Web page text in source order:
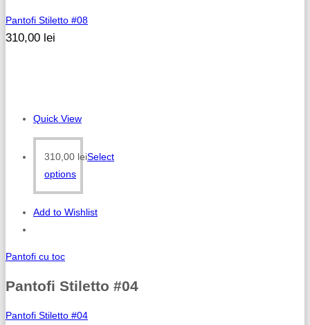
Pantofi Stiletto #08
310,00 lei
Quick View
310,00 leiSelect
options
Add to Wishlist
Pantofi cu toc
Pantofi Stiletto #04
Pantofi Stiletto #04